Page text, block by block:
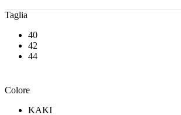
Taglia
40
42
44
Colore
KAKI